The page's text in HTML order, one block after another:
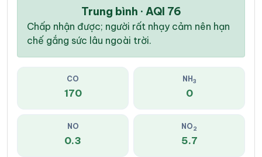
Trung bình · AQI 76
Chấp nhận được; người rất nhạy cảm nên hạn
chế gắng sức lâu ngoài trời.
CO
170
NH 3
0
NO
0.3
NO2
5.7